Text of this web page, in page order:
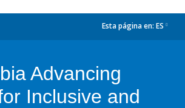
Esta página en: ES
Advancing
Inclusive and